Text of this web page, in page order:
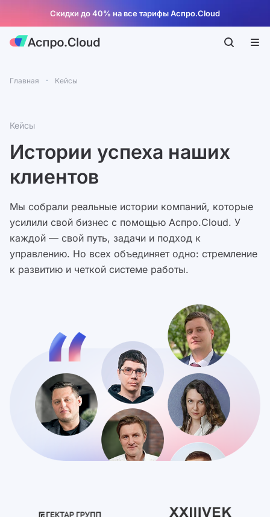
Скидки до 40% на все тарифы Аспро.Cloud
Главная Кейсы
Кейсы
Истории успеха наших
клиентов
Мы собрали реальные истории компаний, которые
усилили свой бизнес с помощью Аспро.Cloud. У
каждой — свой путь, задачи и подход к
управлению. Но всех объединяет одно: стремление
к развитию и четкой системе работы.